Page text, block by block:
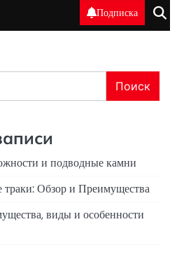
Подписка
Поиск
и подводные камни
Обзор и Преимущества
виды и особенности